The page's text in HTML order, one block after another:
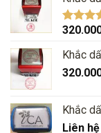
Được
sao
Khắc
Khắc
Liên hệ